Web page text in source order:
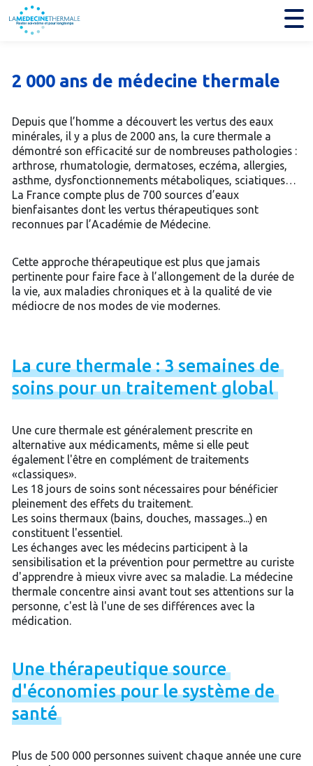
2 000 ans de médecine thermale
Depuis que l’homme a découvert les vertus des eaux
minérales, il y a plus de 2000 ans, la cure thermale a
démontré son efficacité sur de nombreuses pathologies :
arthrose, rhumatologie, dermatoses, eczéma, allergies,
asthme, dysfonctionnements métaboliques, sciatiques…
La France compte plus de 700 sources d’eaux
bienfaisantes dont les vertus thérapeutiques sont
reconnues par l’Académie de Médecine.
Cette approche thérapeutique est plus que jamais
pertinente pour faire face à l’allongement de la durée de
la vie, aux maladies chroniques et à la qualité de vie
médiocre de nos modes de vie modernes.
Lacurethermale:3semainesde
soinspouruntraitementglobal
Une cure thermale est généralement prescrite en
alternative aux médicaments, même si elle peut
également l'être en complément de traitements
«classiques».
Les 18 jours de soins sont nécessaires pour bénéficier
pleinement des effets du traitement.
Les soins thermaux (bains, douches, massages...) en
constituent l'essentiel.
Les échanges avec les médecins participent à la
sensibilisation et la prévention pour permettre au curiste
d'apprendre à mieux vivre avec sa maladie. La médecine
thermale concentre ainsi avant tout ses attentions sur la
personne, c'est là l'une de ses différences avec la
médication.
Unethérapeutiquesource
d'économiespourlesystèmede
santé
Plus de 500 000 personnes suivent chaque année une cure